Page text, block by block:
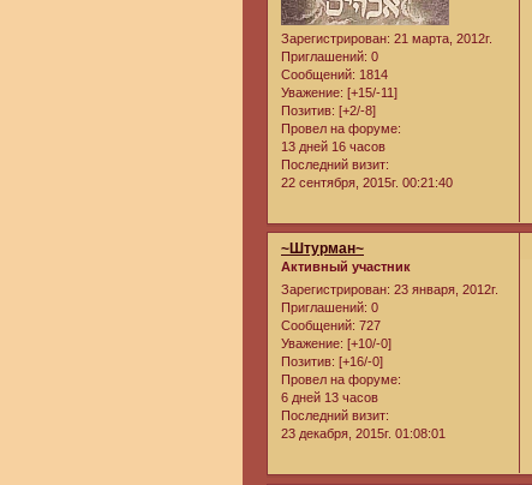
Зарегистрирован: 21 марта, 2012г.
Приглашений: 0
Сообщений: 1814
Уважение: [+15/-11]
Позитив: [+2/-8]
Провел на форуме:
13 дней 16 часов
Последний визит:
22 сентября, 2015г. 00:21:40
~Штурман~
Активный участник
Зарегистрирован: 23 января, 2012г.
Приглашений: 0
Сообщений: 727
Уважение: [+10/-0]
Позитив: [+16/-0]
Провел на форуме:
6 дней 13 часов
Последний визит:
23 декабря, 2015г. 01:08:01